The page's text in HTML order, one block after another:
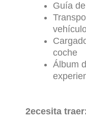
Guía
coche
Álbum
2ecesita